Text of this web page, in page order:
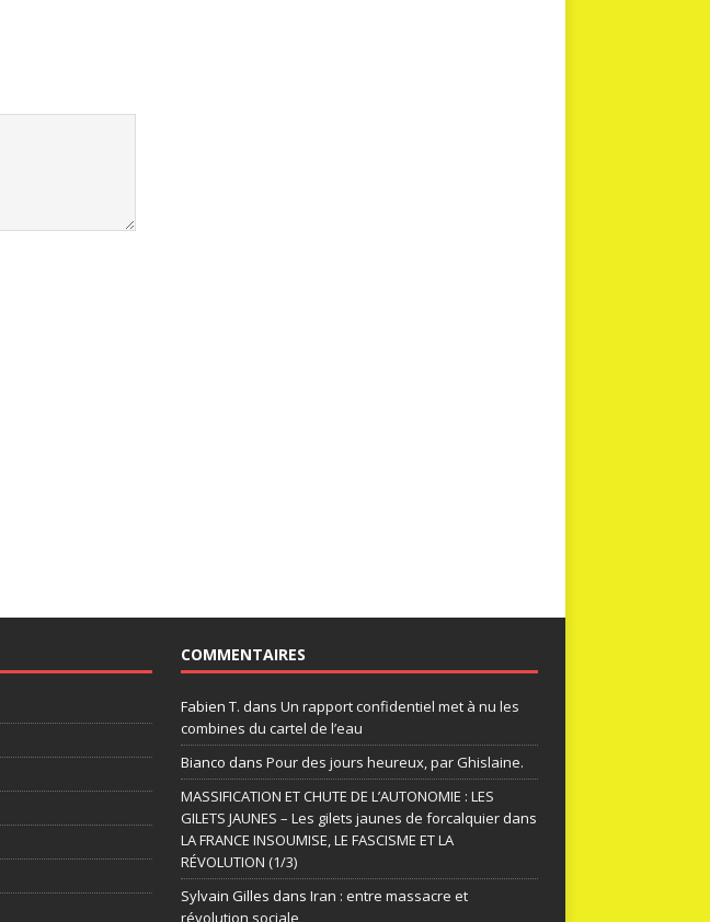
COMMENTAIRES
Fabien T. dans Un rapport confidentiel met à nu les
combines du cartel de l’eau
Bianco dans Pour des jours heureux, par Ghislaine.
MASSIFICATION ET CHUTE DE L’AUTONOMIE : LES
GILETS JAUNES – Les gilets jaunes de forcalquierdans
LA FRANCE INSOUMISE, LE FASCISME ET LA
RÉVOLUTION (1/3)
Sylvain Gilles dans Iran : entre massacre et
révolution sociale